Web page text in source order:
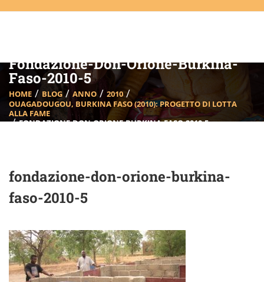
Fondazione-Don-Orione-Burkina-
Faso-2010-5
HOME BLOG ANNO
2010
OUAGADOUGOU, BURKINA FASO (2010): PROGETTO DI LOTTA
ALLA FAME
FONDAZIONE-DON-ORIONE-BURKINA-FASO-2010-5
fondazione-don-orione-burkina-
faso-2010-5